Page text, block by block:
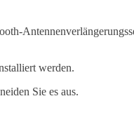
werden.
Sie es aus.